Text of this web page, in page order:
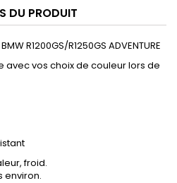
DU PRODUIT
BMW R1200GS/R1250GS ADVENTURE
avec vos choix de couleur lors de
froid.
environ.